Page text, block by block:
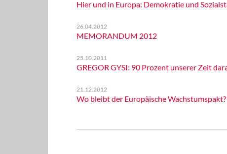
Hier und in Europa: Demokratie und
26.04.2012
MEMORANDUM 2012
25.10.2011
GREGOR GYSI: 90 Prozent unserer Zeit
21.12.2012
Wo bleibt der Europäische Wachstumspakt?